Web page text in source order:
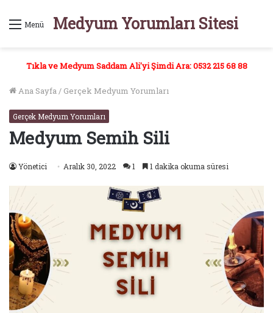
Menü Medyum Yorumları Sitesi
Tıkla ve Medyum Saddam Ali'yi Şimdi Ara: 0532 215 68 88
Ana Sayfa/ Gerçek Medyum Yorumları
Gerçek Medyum Yorumları
Medyum Semih Sili
Yönetici Aralık 30, 2022 1 1 dakika okuma süresi